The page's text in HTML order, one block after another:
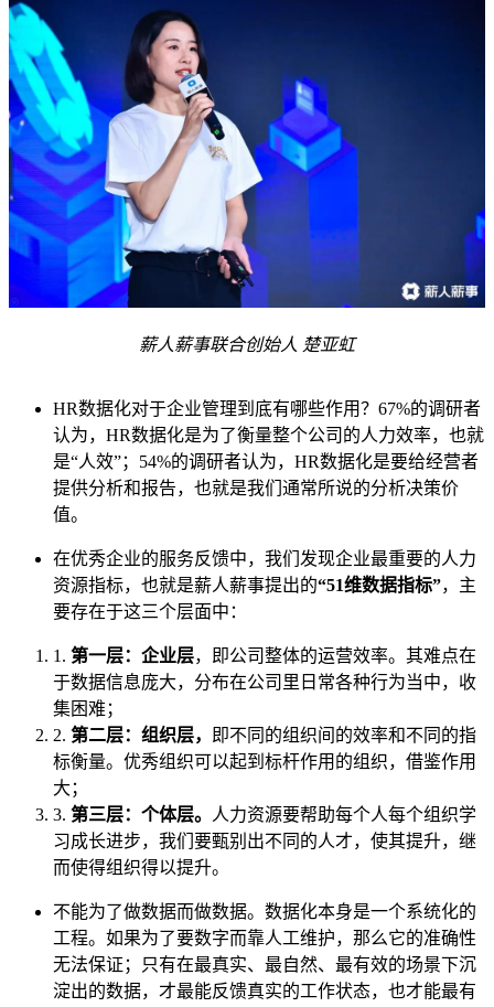
薪人薪事联合创始人 楚亚虹
HR数据化对于企业管理到底有哪些作用？67%的调研者
认为，HR数据化是为了衡量整个公司的人力效率，也就
是“人效”；54%的调研者认为，HR数据化是要给经营者
提供分析和报告，也就是我们通常所说的分析决策价
值。
在优秀企业的服务反馈中，我们发现企业最重要的人力
资源指标，也就是薪人薪事提出的“51维数据指标”，主
要存在于这三个层面中：
1. 第一层：企业层，即公司整体的运营效率。其难点在
于数据信息庞大，分布在公司里日常各种行为当中，收
集困难；
2. 第二层：组织层，
即不同的组织间的效率和不同的指
标衡量。优秀组织可以起到标杆作用的组织，借鉴作用
大；
3. 第三层：个体层。
人力资源要帮助每个人每个组织学
习成长进步，我们要甄别出不同的人才，使其提升，继
而使得组织得以提升。
不能为了做数据而做数据。数据化本身是一个系统化的
工程。如果为了要数字而靠人工维护，那么它的准确性
无法保证；只有在最真实、最自然、最有效的场景下沉
淀出的数据，才最能反馈真实的工作状态，也才能最有